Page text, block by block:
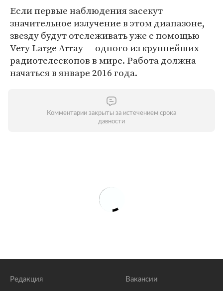
Если первые наблюдения засекут
значительное излучение в этом диапазоне,
звезду будут отслеживать уже с помощью
Very Large Array — одного из крупнейших
радиотелескопов в мире. Работа должна
начаться в январе 2016 года.
Комментарии закрыты за истечением срока
давности
Редакция Вакансии